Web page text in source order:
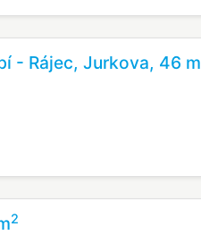
- Rájec, Jurkova, 46 m
2